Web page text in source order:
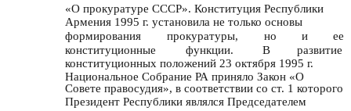
«О прокуратуре СССР». Конституция Республики
Армения 1995 г. установила не только основы
формирования
прокуратуры, но и
ее
конституционные
функции. В
развитие
конституционных положений 23 октября 1995 г.
Национальное Собрание РА приняло Закон «О
Совете правосудия», в соответствии со ст. 1 которого
Президент Республики являлся Председателем